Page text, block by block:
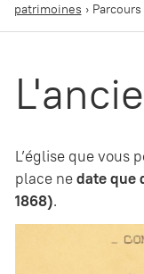
patrimoines ›
L’église que vous
place nedate que
1868).